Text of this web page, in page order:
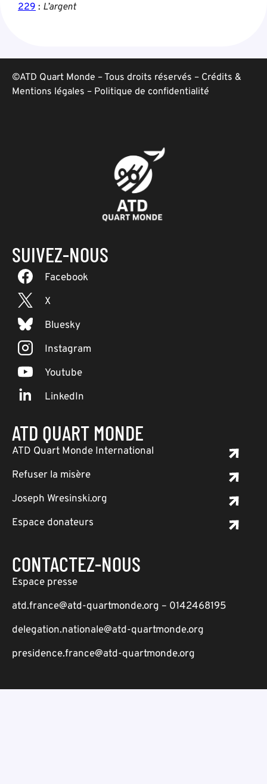
229 : L’argent
©ATD Quart Monde – Tous droits réservés – Crédits &
Mentions légales – Politique de confidentialité
SUIVEZ-NOUS
Facebook
X
Bluesky
Instagram
Youtube
LinkedIn
ATD QUART MONDE
ATD Quart Monde International
Refuser la misère
Joseph Wresinski.org
Espace donateurs
CONTACTEZ-NOUS
Espace presse
atd.france@atd-quartmonde.org – 0142468195
delegation.nationale@atd-quartmonde.org
presidence.france@atd-quartmonde.org